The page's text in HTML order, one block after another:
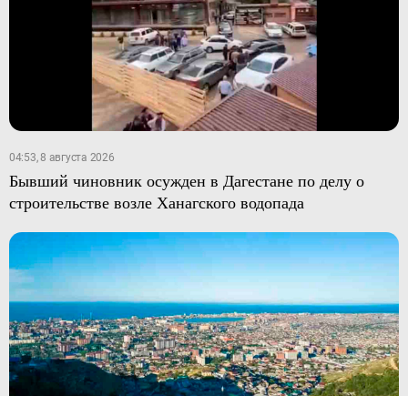
04:53, 8 августа 2026
Бывший чиновник осужден в Дагестане по делу о
строительстве возле Ханагского водопада